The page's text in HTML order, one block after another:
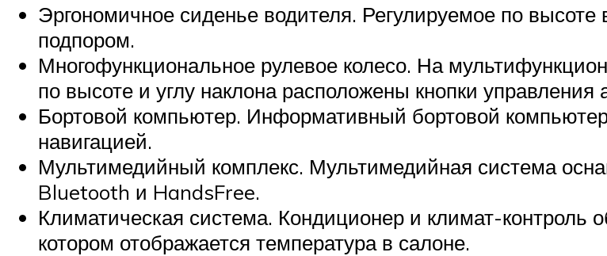
Эргономичное сиденье водителя. Регулируемое по
подпором.
Многофункциональное рулевое колесо. На
по высоте и углу наклона расположены кнопки
Бортовой компьютер. Информативный бортовой
навигацией.
Мультимедийный комплекс. Мультимедийная система
Bluetooth и HandsFree.
Климатическая система. Кондиционер и климат-
котором отображается температура в салоне.